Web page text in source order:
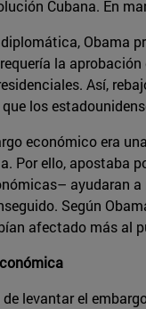
Cubana. En
Obama
la
Así,
los
económico era
Por ello, apostaba
ayudaran
Según
afectado más al
levantar el